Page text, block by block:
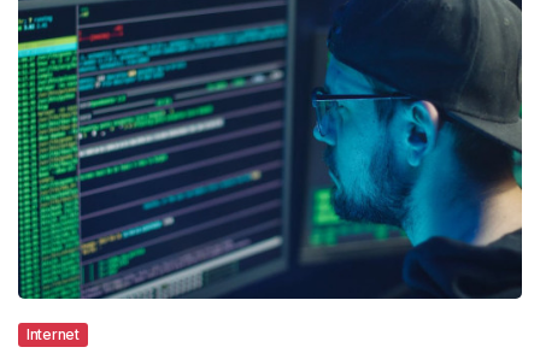
Internet